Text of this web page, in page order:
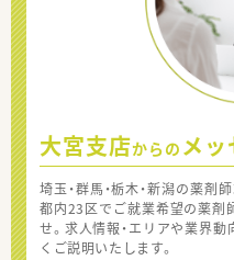
大宮支店からの メ
埼玉・群馬・栃木・新潟の薬剤
都内23区でご就業希望の薬剤
せ。求人情報・エリアや業界
くご説明いたします。